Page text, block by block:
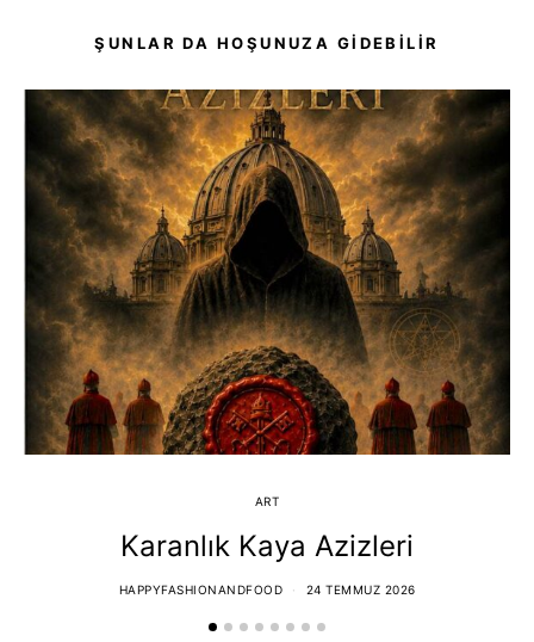
ŞUNLAR DA HOŞUNUZA GIDEBILIR
ART
Karanlık Kaya Azizleri
HAPPYFASHIONANDFOOD 24 TEMMUZ 2026